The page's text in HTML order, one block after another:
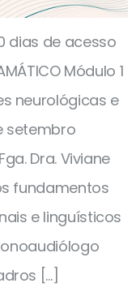
dias de acesso
Módulo 1
neurológicas e
setembro
Dra. Viviane
fundamentos
e linguísticos
[…]